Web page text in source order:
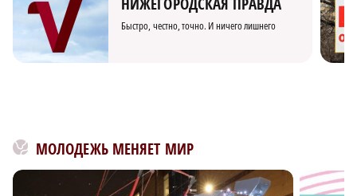
НИЖЕГОРОДСКАЯ ПРАВДА
Быстро, честно, точно. И ничего лишнего
МОЛОДЕЖЬ МЕНЯЕТ МИР